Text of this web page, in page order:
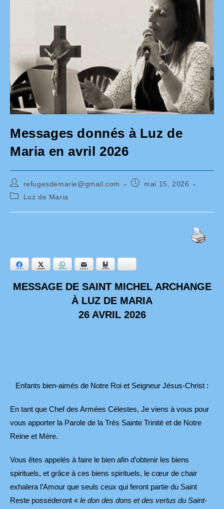
Messages donnés à Luz de
Maria en avril 2026
Auteur/autrice
de
la
publication :
refugesdemarie@gmail.com
Publication
mai 15, 2026
PostLuz de Maria
Facebook Twitter WhatsAppE-mail
MESSAGE DE SAINT MICHEL ARCHANGE
À LUZ DE MARIA
26 AVRIL 2026
Enfants bien-aimés de Notre Roi et Seigneur Jésus-Christ :
En tant que Chef des Armées Célestes, Je viens à vous pour
vous apporter la Parole de la Très Sainte Trinité et de Notre
Reine et Mère.
Vous êtes appelés à faire le bien afin d’obtenir les biens
spirituels, et grâce à ces biens spirituels, le cœur de chair
exhalera l’Amour que seuls ceux qui feront partie du Saint
Reste posséderont « le don des dons et des vertus du Saint-